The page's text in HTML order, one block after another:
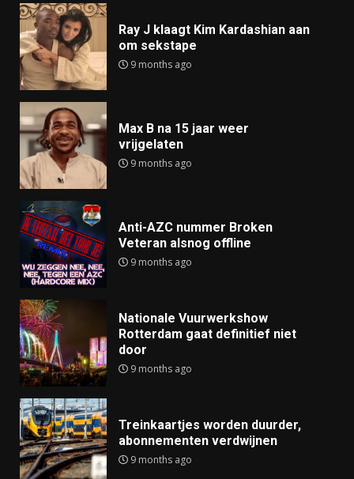
Ray J klaagt Kim Kardashian aan
om sekstape
9 months ago
Max B na 15 jaar weer
vrijgelaten
9 months ago
Anti-AZC nummer Broken
Veteran alsnog offline
9 months ago
Nationale Vuurwerkshow
Rotterdam gaat definitief niet
door
9 months ago
Treinkaartjes worden duurder,
abonnementen verdwijnen
9 months ago